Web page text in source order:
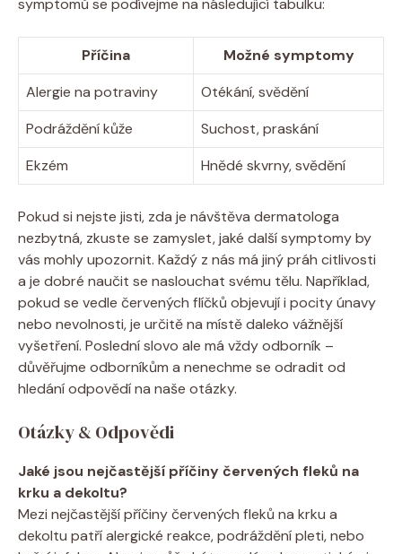
Příčina
Možné symptomy
Alergie na potraviny
Otékání, svědění
Podráždění kůže
Suchost, praskání
Ekzém
Hnědé skvrny, svědění
Pokud si nejste jisti, zda je návštěva dermatologa
nezbytná, zkuste se zamyslet, jaké další symptomy by
vás mohly upozornit. Každý z nás má jiný práh citlivosti
a je dobré naučit se naslouchat svému tělu. Například,
pokud se vedle červených flíčků objevují i pocity únavy
nebo nevolnosti, je určitě na místě daleko vážnější
vyšetření. Poslední slovo ale má vždy odborník –
důvěřujme odborníkům a nenechme se odradit od
hledání odpovědí na naše otázky.
Otázky & Odpovědi
Jaké jsou nejčastější příčiny červených fleků na
krku a dekoltu?
Mezi nejčastější příčiny červených fleků na krku a
dekoltu patří alergické reakce, podráždění pleti, nebo